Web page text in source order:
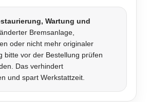
Wartung und
Bremsanlage,
oder nicht mehr originaler
bitte vor der Bestellung prüfen
Das verhindert
und spart Werkstattzeit.